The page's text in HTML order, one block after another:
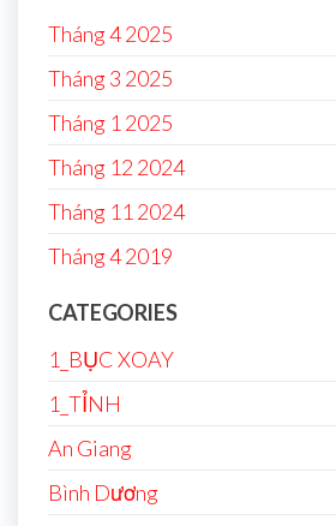
Tháng 4 2025
Tháng 3 2025
Tháng 1 2025
Tháng 12 2024
Tháng 11 2024
Tháng 4 2019
CATEGORIES
1_BỤC XOAY
1_TỈNH
An Giang
Bình Dương